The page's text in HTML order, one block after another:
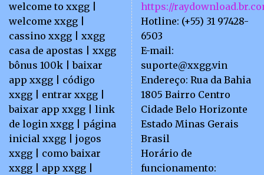
welcome to xxgg |
welcome xxgg |
cassino xxgg | xxgg
casa de apostas | xxgg
bônus 100k | baixar
app xxgg | código
xxgg | entrar xxgg |
baixar app xxgg | link
de login xxgg | página
inicial xxgg | jogos
xxgg | como baixar
xxgg | app xxgg |
https://
Hotline: (+55) 31 97428-
6503
E-mail:
suporte@xxgg.vin
Endereço: Rua da Bahia
1805 Bairro Centro
Cidade Belo Horizonte
Estado Minas Gerais
Brasil
Horário de
funcionamento: